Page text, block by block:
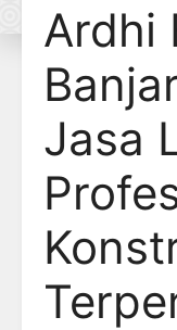
Ardhi
Jasa